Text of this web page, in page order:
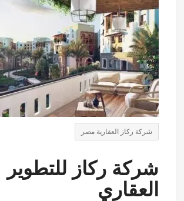
شركة ركاز العقارية مصر
شركة ركاز للتطوير
العقاري